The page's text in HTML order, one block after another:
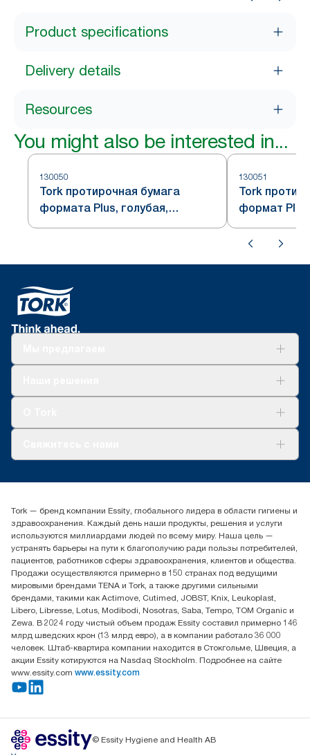
Product specifications
Delivery details
Resources
You might also be interested in...
130050
Tork протирочная бумага
формата Plus, голубая,
система W1
130051
Tork
формат
W1
(+7) 777 779 0095
Контакты на рынках СНГ
ООО «Эссити», Представительство в Казахстане Пр.
Достык, 210, 2 блок, 3 этаж,
офис №32 050051, г.
Алматы, Казахстан
Tork — бренд компании Essity, глобального лидера в области гигиены и
здравоохранения. Каждый день наши продукты, решения и услуги
используются миллиардами людей по всему миру. Наша цель —
устранять барьеры на пути к благополучию ради пользы потребителей,
пациентов, работников сферы здравоохранения, клиентов и общества.
Продажи осуществляются примерно в 150 странах под ведущими
мировыми брендами TENA и Tork, а также другими сильными
брендами, такими как Actimove, Cutimed, JOBST, Knix, Leukoplast,
Libero, Libresse, Lotus, Modibodi, Nosotras, Saba, Tempo, TOM Organic и
Zewa. В 2024 году чистый объем продаж Essity составил примерно 146
млрд шведских крон (13 млрд евро), а в компании работало 36 000
человек. Штаб-квартира компании находится в Стокгольме, Швеция, а
акции Essity котируются на Nasdaq Stockholm. Подробнее на сайте
www.essity.com www.essity.com
© Essity Hygiene and Health AB